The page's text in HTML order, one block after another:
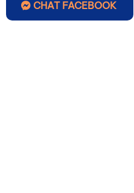
CHAT FACEBOOK